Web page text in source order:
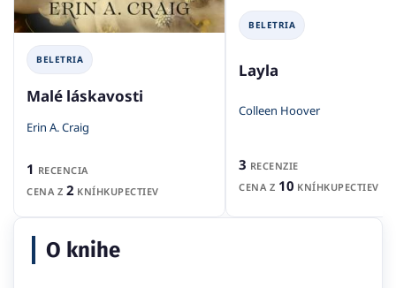
BELETRIA
Malé láskavosti
Erin A. Craig
1 RECENCIA
CENA Z 2 KNÍHKUPECTIEV
BELETRIA
Layla
Colleen Hoover
3 RECENZIE
CENA Z 10 KNÍHKUPECTIEV
O knihe